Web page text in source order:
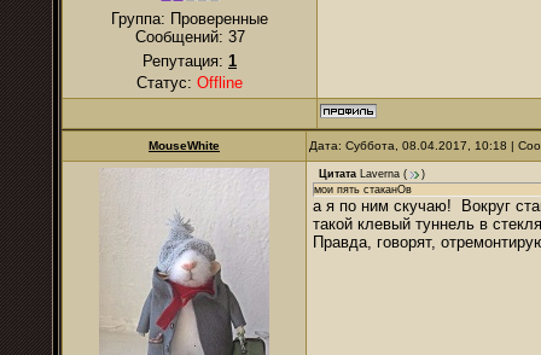
Группа: Проверенные
Сообщений: 37
Репутация: 1
Статус: Offline
MouseWhite Дата: Суббота, 08.04.2017, 10:18 |
Цитата Laverna (
)
мои пять стаканОв
а я по ним скучаю! Вокруг
такой клевый туннель в
Правда, говорят,